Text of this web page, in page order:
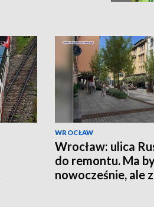
WROCŁAW
Wrocław: ulica
do remontu. Ma
nowocześnie, ale z